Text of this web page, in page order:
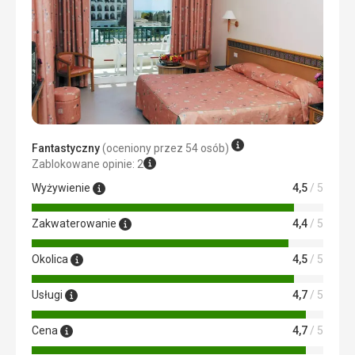
Wyżywienie
Nie wiesz co najpierw spróbować???? bardzo dobre
Zakwaterowanie
Bardzo dobry
Usługi
Bardzo dobry
pomocą Google Translate
Fantastyczny(oceniony przez 54 osób)
Zablokowane opinie: 2
Wyżywienie
4,5 / 5
Zakwaterowanie 4,4 / 5
Okolica 4,5 / 5
Usługi 4,7 / 5
Cena 4,7 / 5